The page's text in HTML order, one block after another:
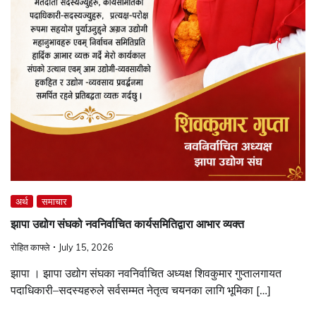
अर्थ समाचार
झापा उद्योग संघको नवनिर्वाचित कार्यसमितिद्वारा आभार व्यक्त
रोहित काफ्ले July 15, 2026
झापा । झापा उद्योग संघका नवनिर्वाचित अध्यक्ष शिवकुमार गुप्तालगायत
पदाधिकारी–सदस्यहरुले सर्वसम्मत नेतृत्व चयनका लागि भूमिका […]